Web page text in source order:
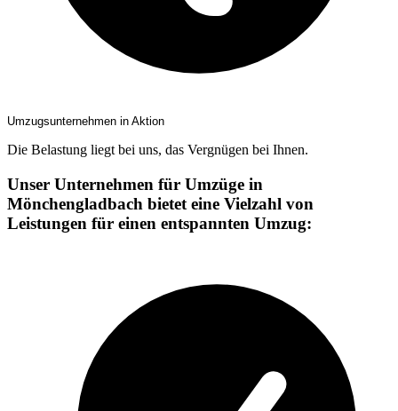
Umzugsunternehmen in Aktion
Die Belastung liegt bei uns, das Vergnügen bei Ihnen.
Unser Unternehmen für Umzüge in
Mönchengladbach bietet eine Vielzahl von
Leistungen für einen entspannten Umzug: